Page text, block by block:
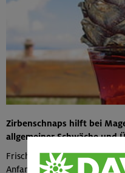
Zirbenschnaps hilft bei
allgemeiner Schwäche und
Frische, innen blutrote
Anfang August) sammeln.